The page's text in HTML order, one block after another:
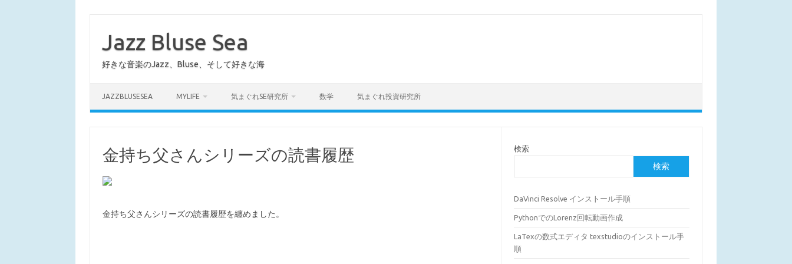
Jazz Bluse Sea
好きな音楽のJazz、Bluse、そして好きな海
JAZZBLUSESEA MYLIFE 気まぐれSE研究所 数学 気まぐれ投資研究所
金持ち父さんシリーズの読書履歴
金持ち父さんシリーズの読書履歴を纏めました。
検索
検索
DaVinci Resolve インストール手順
PythonでのLorenz回転動画作成
LaTexの数式エディタ texstudioのインストール手
順